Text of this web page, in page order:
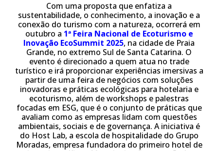
Com uma proposta que enfatiza a
sustentabilidade, o conhecimento, a inovação e a
conexão do turismo com a natureza, ocorrerá em
outubro a 1ª Feira Nacional de Ecoturismo e
Inovação EcoSummit 2025, na cidade de Praia
Grande, no extremo Sul de Santa Catarina. O
evento é direcionado a quem atua no trade
turístico e irá proporcionar experiências imersivas a
partir de uma feira de negócios com soluções
inovadoras e práticas ecológicas para hotelaria e
ecoturismo, além de workshops e palestras
focadas em ESG, que é o conjunto de práticas que
avaliam como as empresas lidam com questões
ambientais, sociais e de governança. A iniciativa é
do Host Lab, a escola de hospitalidade do Grupo
Moradas, empresa fundadora do primeiro hotel de